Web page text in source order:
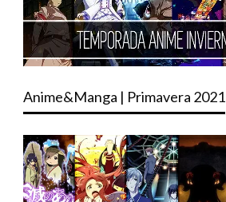
Anime&Manga | Primavera 2021